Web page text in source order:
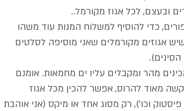
ובעצם, לכל אגוז מקורמל..
כדי להוסיף למשלוח המנות עוד משהו
אגוזים מקורמלים שאני מוסיפה לסלטים
מהר ומקבלים עליו ים מחמאות. אומנם
מאוד להרוס, אפשר להכין מכל אגוז
וכו'), רק מסוג אחד או מיקס (אני אוהבת